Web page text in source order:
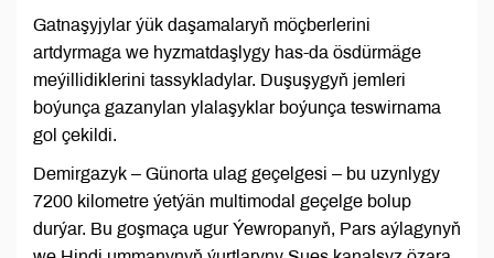
Gatnaşyjylar ýük daşamalaryň möçberlerini
artdyrmaga we hyzmatdaşlygy has-da ösdürmäge
meýillidiklerini tassykladylar. Duşuşygyň jemleri
boýunça gazanylan ylalaşyklar boýunça teswirnama
gol çekildi.
Demirgazyk – Günorta ulag geçelgesi – bu uzynlygy
7200 kilometre ýetýän multimodal geçelge bolup
durýar. Bu goşmaça ugur Ýewropanyň, Pars aýlagynyň